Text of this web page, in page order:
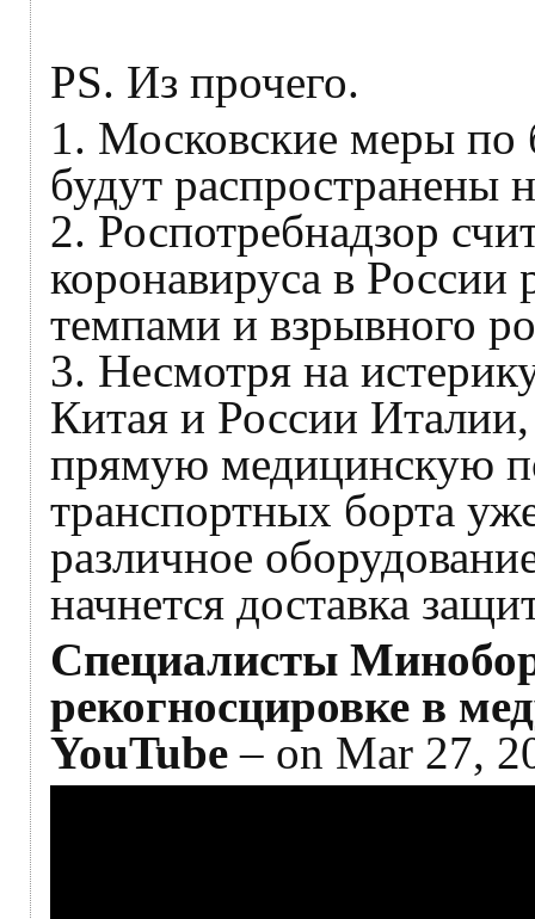
PS. Из прочего.
1. Московские меры по
будут распространены
2. Роспотребнадзор
коронавируса в России
темпами и взрывного
3. Несмотря на
Китая и России
прямую медицинскую
транспортных борта
различное
начнется доставка
Специалисты
рекогносцировке в
YouTube – on Mar 27,